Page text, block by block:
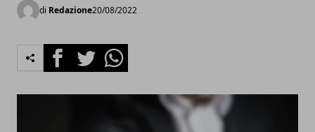
di Redazione20/08/2022
FacebookTwitterWhatsapp